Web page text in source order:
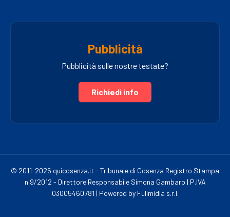
Pubblicità
Pubblicità sulle nostre testate?
Richiedi info
© 2011-2025 quicosenza.it - Tribunale di Cosenza Registro Stampa
n.9/2012 - Direttore Responsabile Simona Gambaro | P.IVA
03005460781 | Powered by Fullmidia s.r.l.